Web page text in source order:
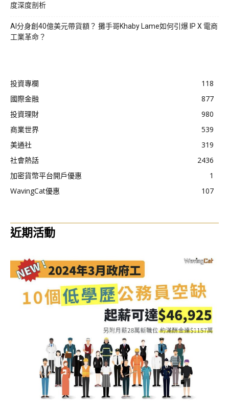
度深度剖析
AI分身創40億美元帶貨額？ 攤手哥Khaby Lame如何引爆 IP X 電商
工業革命？
投資專欄
118
國際金融
877
投資理財
980
商業世界
539
美通社
319
社會熱話
2436
加密貨幣平台開戶優惠
1
WavingCat優惠
107
近期活動